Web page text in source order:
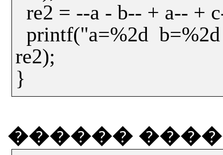
re2 = --a - b-- + a-- +
printf("a=%2d b=%2d
re2);
}
������